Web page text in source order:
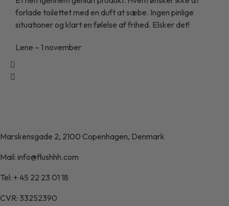
forlade toilettet med en duft at sæbe. Ingen pinlige
situationer og klart en følelse af frihed. Elsker det!
Lene – 1 november
Marskensgade 2, 2100 Copenhagen, Denmark
Mail: info@flushhh.com
Tel: + 45 22 23 01 18
CVR: 33252390